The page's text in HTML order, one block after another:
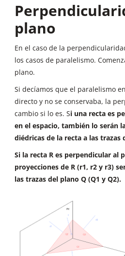
plano
En el caso de la
los casos de paralelismo.
plano.
Si decíamos que el paralelismo
directo y no se conservaba, la
cambio si lo es. Si una recta es
en el espacio, también lo serán
diédricas de la recta a las trazas
Si la recta R es perpendicular al
proyecciones de R (r1, r2 y r3)
las trazas del plano Q (Q1 y Q2).